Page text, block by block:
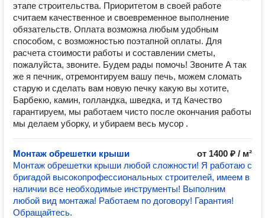
этапе строительства. Приоритетом в своей работе
считаем качественное и своевременное выполнение
обязательств. Оплата возможна любым удобным
способом, с возможностью поэтапной оплаты. Для
расчета стоимости работы и составлении сметы,
пожалуйста, звоните. Будем рады помочь! Звоните А так
же я печник, отремонтируем вашу печь, можем сломать
старую и сделать вам новую печку какую вы хотите,
Барбекю, камин, голландка, шведка, и тд Качество
гарантируем, мы работаем чисто после окончания работы
мы делаем уборку, и убираем весь мусор .
Монтаж обрешетки крыши
от 1400 ₽ / м²
Монтаж обрешетки крыши любой сложности! Я работаю с
бригадой высокопрофессиональных строителей, имеем в
наличии все необходимые инструменты! Выполним
любой вид монтажа! Работаем по договору! Гарантия!
Обращайтесь.